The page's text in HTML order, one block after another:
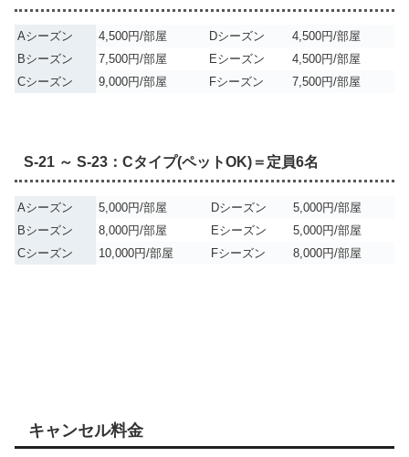
Aシーズン 4,500円/部屋 Dシーズン
4,500円/部屋
Bシーズン
7,500円/部屋 Eシーズン
4,500円/部屋
Cシーズン
9,000円/部屋 Fシーズン 7,500円/部屋
S-21 ～ S-23：Cタイプ(ペットOK)＝定員6名
Aシーズン 5,000円/部屋 Dシーズン
5,000円/部屋
Bシーズン
8,000円/部屋 Eシーズン
5,000円/部屋
Cシーズン
10,000円/部屋 Fシーズン 8,000円/部屋
キャンセル料金